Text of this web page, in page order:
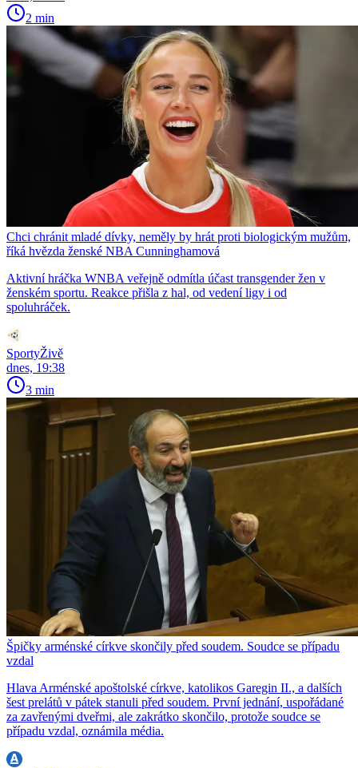
2 min
Chci chránit mladé dívky, neměly by hrát proti biologickým mužům,
říká hvězda ženské NBA Cunninghamová
Aktivní hráčka WNBA veřejně odmítla účast transgender žen v
ženském sportu. Reakce přišla z hal, od vedení ligy i od
spoluhráček.
SportyŽivě
dnes, 19:38
3 min
Špičky arménské církve skončily před soudem. Soudce se případu
vzdal
Hlava Arménské apoštolské církve, katolikos Garegin II., a dalších
šest prelátů v pátek stanuli před soudem. První jednání, uspořádané
za zavřenými dveřmi, ale zakrátko skončilo, protože soudce se
případu vzdal, oznámila média.